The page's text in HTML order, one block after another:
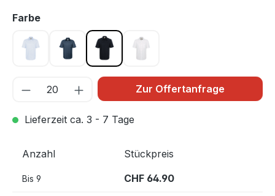
Farbeauswählen
himmelblau 025
marine 003schwarz 005
Zur Offertanfrage
Lieferzeit ca. 3 - 7 Tage
Anzahl Stückpreis
Bis 9 CHF 64.90